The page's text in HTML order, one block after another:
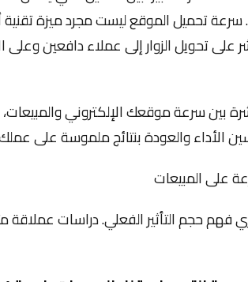
تحميل الموقع ليست مجرد ميزة
تحويل الزوار إلى عملاء دافعين وعلى
بين سرعة موقعك الإلكتروني
الأداء والعودة بنتائج ملموسة على
على المبيعات